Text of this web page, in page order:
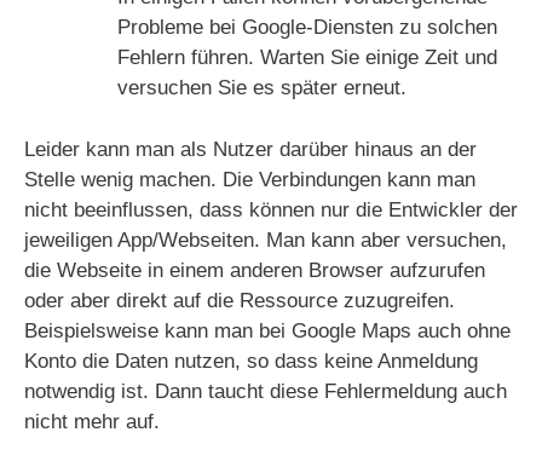
Probleme bei Google-Diensten zu solchen
Fehlern führen. Warten Sie einige Zeit und
versuchen Sie es später erneut.
Leider kann man als Nutzer darüber hinaus an der
Stelle wenig machen. Die Verbindungen kann man
nicht beeinflussen, dass können nur die Entwickler der
jeweiligen App/Webseiten. Man kann aber versuchen,
die Webseite in einem anderen Browser aufzurufen
oder aber direkt auf die Ressource zuzugreifen.
Beispielsweise kann man bei Google Maps auch ohne
Konto die Daten nutzen, so dass keine Anmeldung
notwendig ist. Dann taucht diese Fehlermeldung auch
nicht mehr auf.